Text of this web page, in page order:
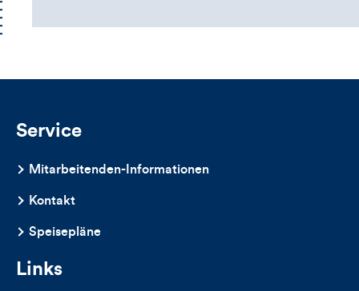
Service
Mitarbeitenden-Informationen
Kontakt
Speisepläne
Links